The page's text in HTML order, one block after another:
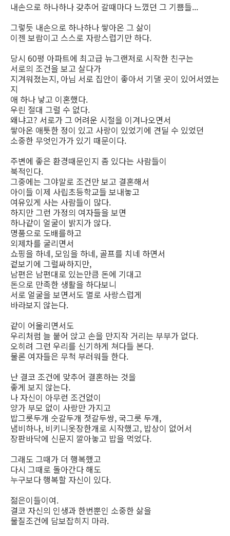
내손으로 하나하나 갖추어 갈때마다 느꼈던 그 기쁨들...
그렇듯 내손으로 하나하나 쌓아온 그 삶이
이젠 보람이고 스스로 자랑스럽기만 하다.
당시 60평 아파트에 최고급 뉴그랜저로 시작한 친구는
서로의 조건을 보고 살다가
지겨워졌는지, 아님 서로 집안이 좋아서 기댈 곳이 있어서였는
지
애 하나 낳고 이혼했다.
우린 절대 그럴 수 없다.
왜냐고? 서로가 그 어려운 시절을 이겨나오면서
쌓아온 애틋한 정이 있고 사랑이 있었기에 견딜 수 있었던
소중한 무엇인가가 있기 때문이다.
주변에 좋은 환경때문인지 좀 있다는 사람들이
북적인다.
그중에는 그야말로 조건만 보고 결혼해서
아이들 이제 사립초등학교들 보내놓고
여유있게 사는 사람들이 많다.
하지만 그런 가정의 여자들을 보면
하나같이 얼굴이 밝지가 않다.
명품으로 도배를하고
외제차를 굴리면서
쇼핑을 하네, 모임을 하네, 골프를 치네 하면서
겉보기에 그럴싸하지만,
남편은 남편대로 있는만큼 돈에 기대고
돈으로 만족한 생활을 하다보니
서로 얼굴을 보면서도 멸로 사랑스럽게
바라보지 않는다.
같이 어울리면서도
우리처럼 늘 붙어 앉고 손을 만지작 거리는 부부가 없다.
오히려 그런 우리를 신기하게 쳐다들 본다.
물론 여자들은 무척 부러워들 한다.
난 결코 조건에 맞추어 결혼하는 것을
좋게 보지 않는다.
나 자신이 아무런 조건없이
양가 부모 없이 사랑만 가지고
밥그릇두개 숫갈두개 젓갈두쌍, 국그릇 두개,
냄비하나, 비키니옷장한개로 시작했고, 밥상이 없어서
장판바닥에 신문지 깔아놓고 밥을 먹었다.
그래도 그때가 더 행복했고
다시 그때로 돌아간다 해도
누구보다 행복할 자신이 있다.
젊은이들이여.
결코 자신의 인생과 한번뿐인 소중한 삶을
물질조건에 담보잡히지 마라.